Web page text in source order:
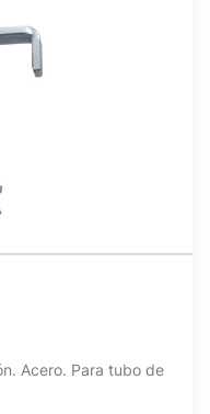
Acero. Para tubo de